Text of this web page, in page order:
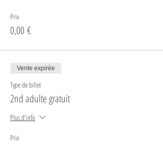
Prix
0,00 €
Vente expirée
Type de billet
2nd adulte gratuit
Plus d'info
Prix